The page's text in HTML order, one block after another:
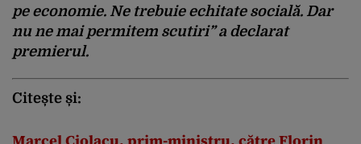
pe economie. Ne trebuie echitate socială. Dar
nu ne mai permitem scutiri” a declarat
premierul.
Citește și: